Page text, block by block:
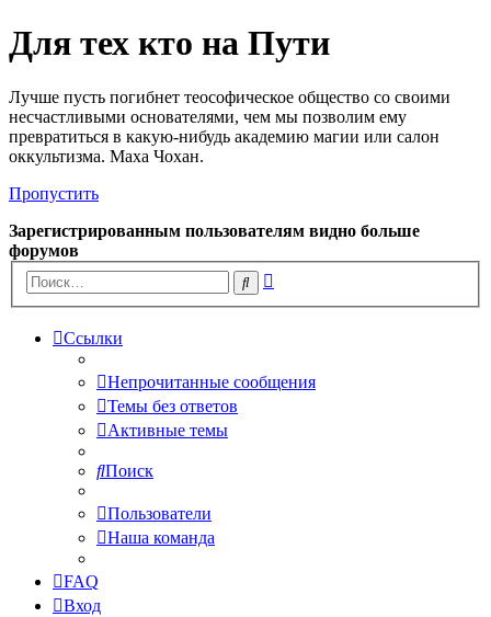
Для тех кто на Пути
Лучше пусть погибнет теософическое общество со своими
несчастливыми основателями, чем мы позволим ему
превратиться в какую-нибудь академию магии или салон
оккультизма. Маха Чохан.
Пропустить
Зарегистрированным пользователям видно больше
форумов
Поиск
Ссылки
Непрочитанные сообщения
Темы без ответов
Активные темы
Поиск
Пользователи
Наша команда
FAQ
Вход